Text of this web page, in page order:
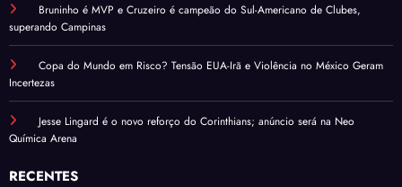
Bruninho é MVP e Cruzeiro é campeão do Sul-Americano de Clubes,
superando Campinas
Copa do Mundo em Risco? Tensão EUA-Irã e Violência no México Geram
Incertezas
Jesse Lingard é o novo reforço do Corinthians; anúncio será na Neo
Química Arena
RECENTES